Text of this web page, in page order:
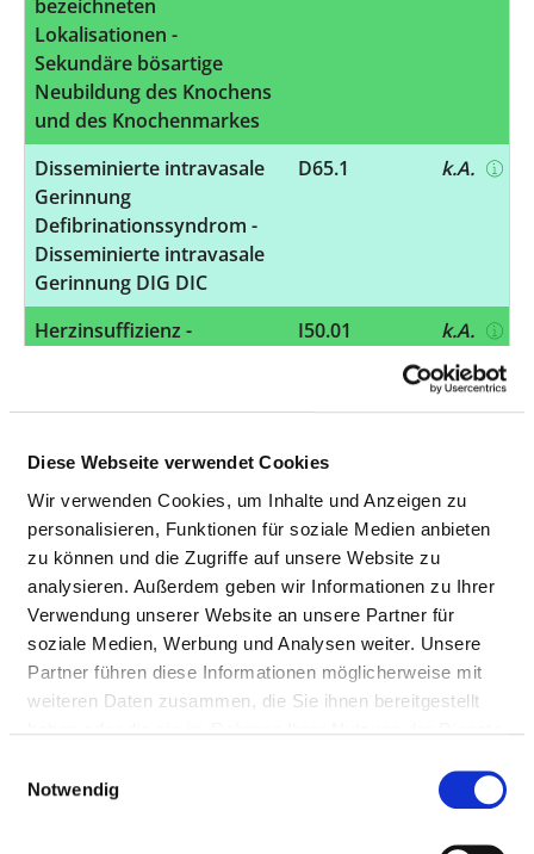
Diese Webseite verwendet Cookies
Wir verwenden Cookies, um Inhalte und Anzeigen zu
personalisieren, Funktionen für soziale Medien anbieten
zu können und die Zugriffe auf unsere Website zu
analysieren. Außerdem geben wir Informationen zu Ihrer
Verwendung unserer Website an unsere Partner für
soziale Medien, Werbung und Analysen weiter. Unsere
Partner führen diese Informationen möglicherweise mit
weiteren Daten zusammen, die Sie ihnen bereitgestellt
Notwendig
bezeichneten
Lokalisationen -
Sekundäre bösartige
Neubildung des Knochens
und des Knochenmarkes
Disseminierte intravasale
Gerinnung
Defibrinationssyndrom -
Disseminierte intravasale
Gerinnung DIG DIC
D65.1 k.A.
Herzinsuffizienz -
Rechtsherzinsuffizienz
I50.01 k.A.
Intrazerebrale Blutung -
Intrazerebrale Blutung in
den Hirnstamm
I61.3
Ulcus ventriculi - Akut mit
Perforation
K25.1
Ulcus duodeni - Akut mit
Blutung
K26.0 k.A.
ohne Hernie - Intestinale
Adhäsionen Briden mit